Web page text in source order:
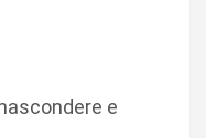
e